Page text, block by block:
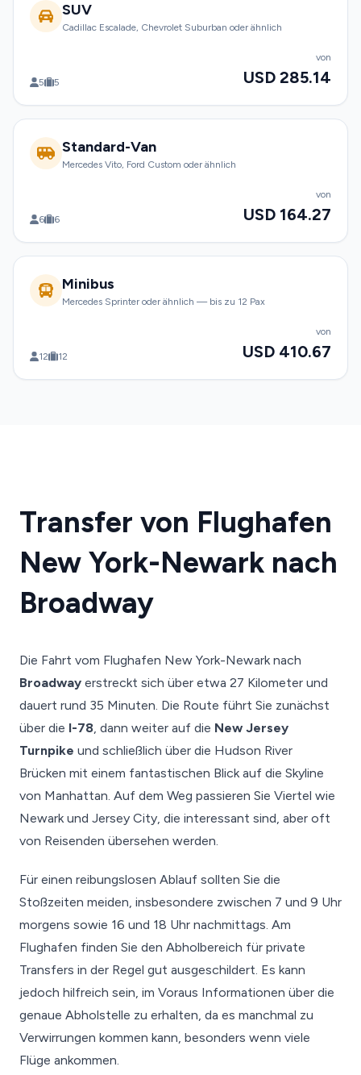
SUV
Cadillac Escalade, Chevrolet Suburban oder ähnlich
5 5
von
USD 285.14
Standard-Van
Mercedes Vito, Ford Custom oder ähnlich
6 6
von
USD 164.27
Minibus
Mercedes Sprinter oder ähnlich — bis zu 12 Pax
12 12
von
USD 410.67
Transfer von Flughafen
New York-Newark nach
Broadway
Die Fahrt vom Flughafen New York-Newark nach
Broadway erstreckt sich über etwa 27 Kilometer und
dauert rund 35 Minuten. Die Route führt Sie zunächst
über die I-78, dann weiter auf die New Jersey
Turnpike und schließlich über die Hudson River
Brücken mit einem fantastischen Blick auf die Skyline
von Manhattan. Auf dem Weg passieren Sie Viertel wie
Newark und Jersey City, die interessant sind, aber oft
von Reisenden übersehen werden.
Für einen reibungslosen Ablauf sollten Sie die
Stoßzeiten meiden, insbesondere zwischen 7 und 9 Uhr
morgens sowie 16 und 18 Uhr nachmittags. Am
Flughafen finden Sie den Abholbereich für private
Transfers in der Regel gut ausgeschildert. Es kann
jedoch hilfreich sein, im Voraus Informationen über die
genaue Abholstelle zu erhalten, da es manchmal zu
Verwirrungen kommen kann, besonders wenn viele
Flüge ankommen.